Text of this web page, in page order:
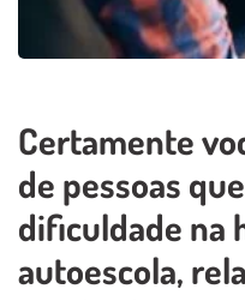
Certamente
de pessoas
dificuldade na
autoescola,